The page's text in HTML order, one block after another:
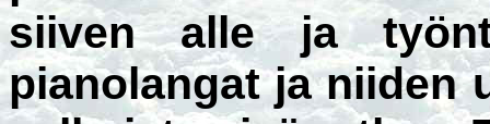
siiven alle ja
pianolangat ja niiden